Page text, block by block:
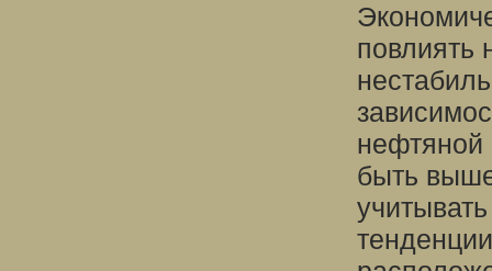
повлиять
нефтяной
быть